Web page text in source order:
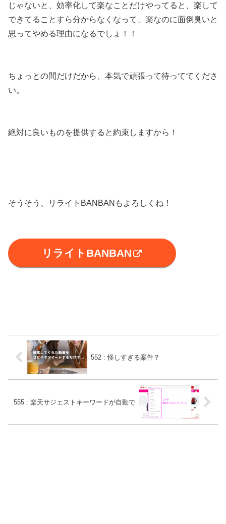
じゃないと、効率化して楽なことだけやってると、楽して
できてることすら分からなくなって、楽なのに面倒臭いと
思ってやめる理由になるでしょ！！
ちょっとの間だけだから、本気で頑張って待っててくださ
い。
絶対に良いものを提供すると約束しますから！
そうそう、リライトBANBANもよろしくね！
リライトBANBAN
552 : 怪しすぎる案件？
555 : 楽天サジェストキーワードが自動で